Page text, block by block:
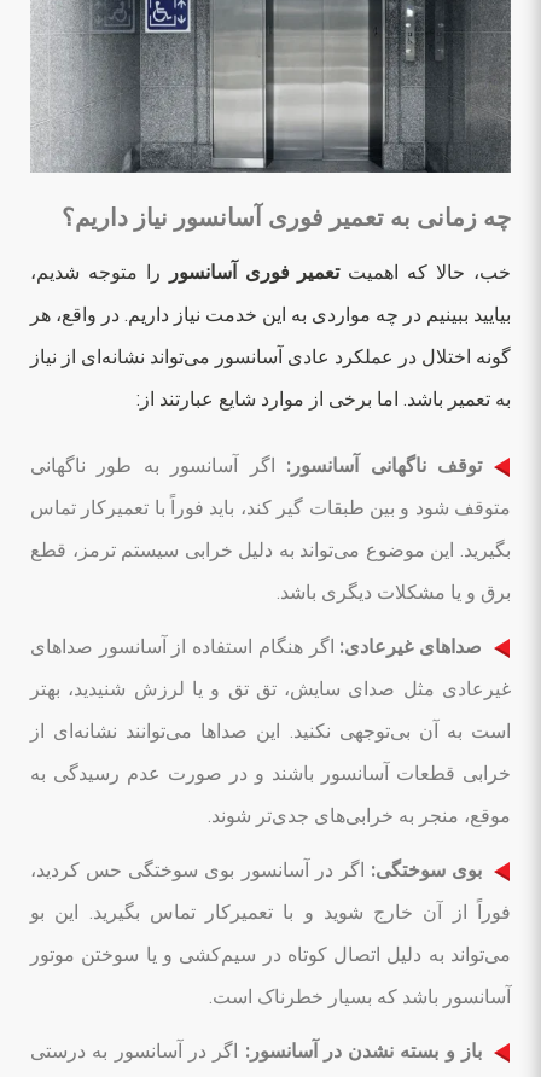
چه زمانی به تعمیر فوری آسانسور نیاز داریم؟
خب، حالا که اهمیتتعمیر فوری آسانسور
را متوجه شدیم،
بیایید ببینیم در چه مواردی به این خدمت نیاز داریم. در واقع، هر
گونه اختلال در عملکرد عادی آسانسور می‌تواند نشانه‌ای از نیاز
به تعمیر باشد. اما برخی از موارد شایع عبارتند از:
توقف ناگهانی آسانسور: اگر آسانسور به طور ناگهانی
متوقف شود و بین طبقات گیر کند، باید فوراً با تعمیرکار تماس
بگیرید. این موضوع می‌تواند به دلیل خرابی سیستم ترمز، قطع
برق و یا مشکلات دیگری باشد.
صداهای غیرعادی: اگر هنگام استفاده از آسانسور صداهای
غیرعادی مثل صدای سایش، تق تق و یا لرزش شنیدید، بهتر
است به آن بی‌توجهی نکنید. این صداها می‌توانند نشانه‌ای از
خرابی قطعات آسانسور باشند و در صورت عدم رسیدگی به
موقع، منجر به خرابی‌های جدی‌تر شوند.
بوی سوختگی: اگر در آسانسور بوی سوختگی حس کردید،
فوراً از آن خارج شوید و با تعمیرکار تماس بگیرید. این بو
می‌تواند به دلیل اتصال کوتاه در سیم‌کشی و یا سوختن موتور
آسانسور باشد که بسیار خطرناک است.
باز و بسته نشدن در آسانسور: اگر در آسانسور به درستی